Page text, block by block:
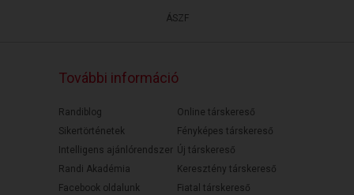
ÁSZF
További információ
Randiblog
Sikertörténetek
Intelligens ajánlórendszer
Randi Akadémia
Facebook oldalunk
Online társkereső
Fényképes társkereső
Új társkereső
Keresztény társkereső
Fiatal társkereső